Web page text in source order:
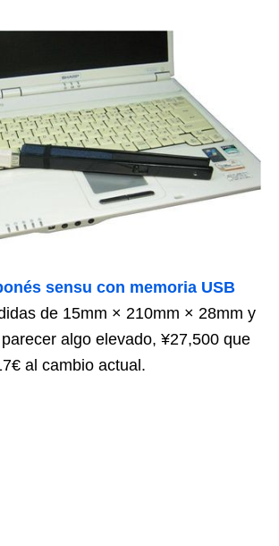
sensu con memoria USB
de 15mm × 210mm × 28mm y
algo elevado, ¥27,500 que
al cambio actual.